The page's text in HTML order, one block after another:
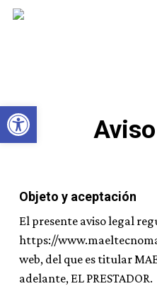
Skip
Objeto y aceptación
El presente aviso legal
https://
web, del que es titular
adelante, EL PRESTADOR.
Abrir barra de herramientas